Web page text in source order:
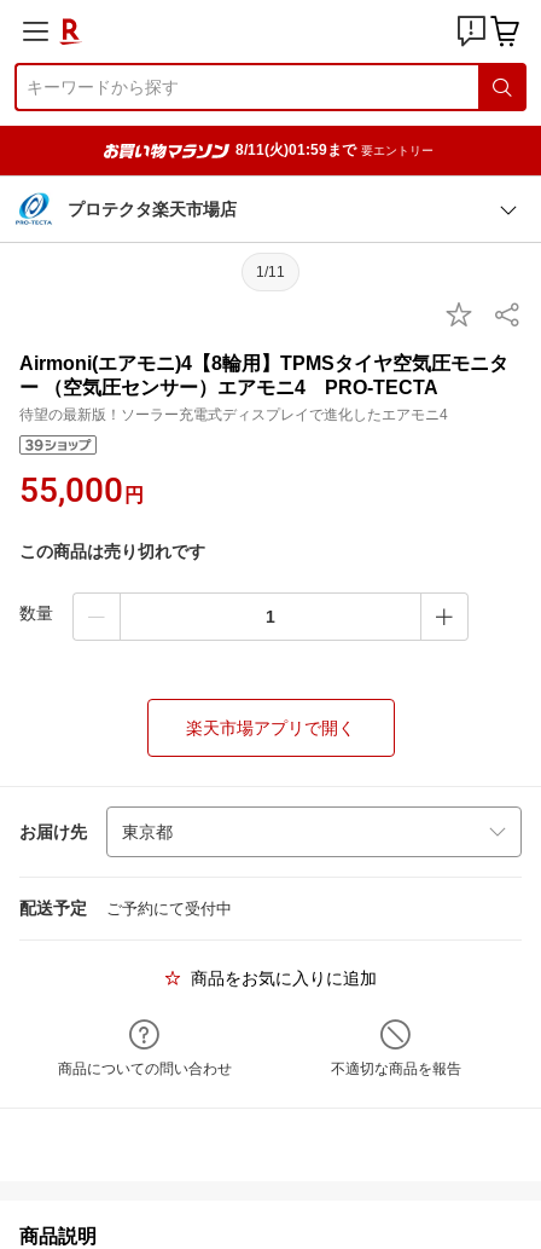
8/11(火)01:59まで 要エントリー
プロテクタ楽天市場店
1/11
Airmoni(エアモニ)4【8輪用】TPMSタイヤ空気圧モニタ
ー （空気圧センサー）エアモニ4 PRO-TECTA
待望の最新版！ソーラー充電式ディスプレイで進化したエアモニ4
55,000 円
この商品は売り切れです
数量
楽天市場アプリで開く
お届け先
配送予定 ご予約にて受付中
商品をお気に入りに追加
商品についての問い合わせ 不適切な商品を報告
商品説明